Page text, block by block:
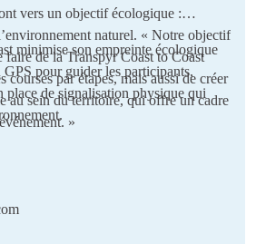
vers un objectif écologique :
naturel. « Notre objectif
faire de la Transpyr Coast to Coast
courses par étapes, mais aussi de créer
au sein du territoire, qui offre un cadre
»
minimise son empreinte écologique
pour guider les participants,
place de signalisation physique qui